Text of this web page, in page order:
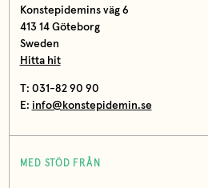
Konstepidemins väg 6
413 14 Göteborg
Sweden
Hitta hit
T: 031-82 90 90
E: info@konstepidemin.se
MED STÖD FRÅN